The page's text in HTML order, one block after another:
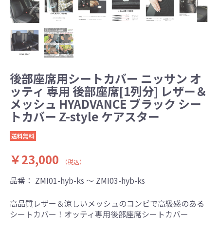
後部座席用シートカバー ニッサン オ
ッティ 専用 後部座席[1列分] レザー＆
メッシュ HYADVANCE ブラック シー
トカバー Z-style ケアスター
送料無料
￥23,000 （税込）
品番： ZMI01-hyb-ks ～ ZMI03-hyb-ks
高品質レザー＆涼しいメッシュのコンビで高級感のある
シートカバー！オッティ専用後部座席シートカバー